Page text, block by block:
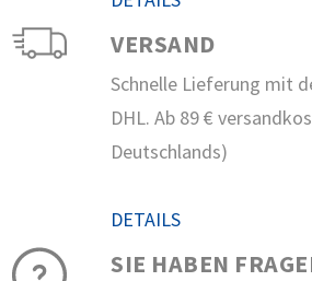
VERSAND
Schnelle Lieferung mit
DHL. Ab 89 €
Deutschlands)
DETAILS
SIE HABEN